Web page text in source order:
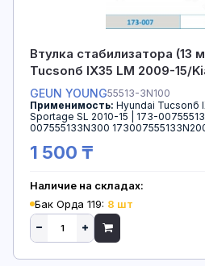
Втулка стабилизатора (13
Tucsonб IX35 LM 2009-15/
15
GEUN YOUNG55513-3N100
Применимость: Hyundai Tucsonб
Sportage SL 2010-15 | 173-
007555133N300
1 500 ₸
Наличие на складах:
Бак Орда 119: 8 шт